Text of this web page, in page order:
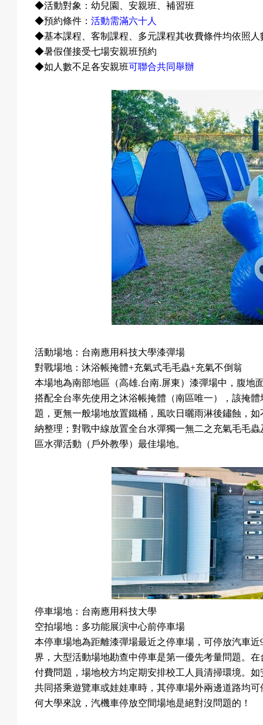
活
成
活
動
◆活動對象：幼兒園、安親班、補習班
◆預約條件：活動需滿六十人
◆基本課程、客制課程、多元課程其收費條件均依照
◆暑假僅接受七場安親班預約
◆如人數不足各安親班可聯合共同舉辦
活動場地：台南應用科技大學漆彈場
對戰場地：沐浴帳掩體+充氣式毛毛蟲+充氣不倒翁
本場地為南部地區（高雄.台南.屏東）漆彈場中，腹地
搭配全台率先使用之沐浴帳掩體（南區唯一），該掩
題，更無一般場地放置鐵桶，風吹日曬雨淋後鏽蝕，
納整理；對戰中線放置全台水彈獨一無二之充氣毛毛
區水彈活動（戶外教學）最佳場地。
停車場地：台南應用科技大學
空拍場地：多功能展演中心前停車場
本停車場地為距離漆彈場最近之停車場，可停放汽車近
界，大型活動場地勘查中停車是第一優先考量問題。
付費問題，場地校方均定期安排校工人員清掃環境。
共同搭乘遊覽車或娃娃車時，其停車場外兩邊道路均
何大學來說，汽機車停放空間場地是絕對沒問題的！